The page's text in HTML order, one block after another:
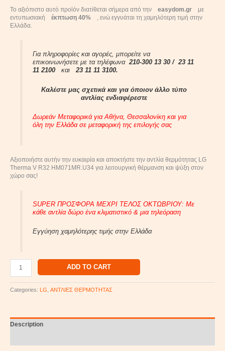
Το αξιόπιστο αυτό προϊόν διατίθεται σήμερα από την easydom.gr
με
εντυπωσιακή έκπτωση 40% , ενώ εγγυάται τη χαμηλότερη τιμή στην
Ελλάδα.
Για πληροφορίες και αγορές, μπορείτε να
επικοινωνήσετε με τα τηλέφωνα 210-300 13 30 / 23 11
11 2100και 23 11 11 3100.
Καλέστε μας σχετικά και για όποιον άλλο τύπο
αντλίας ενδιαφέρεστε
Δωρεάν Μεταφορικά για Αθήνα, Θεσσαλονίκη και για
όλη την Ελλάδα σε μεταφορική της επιλογής σας
Αξιοποιήστε αυτήν την ευκαιρία και αποκτήστε την αντλία θερμότητας LG
Therma V R32 HM071MR.U34 για λειτουργική θέρμανση και ψύξη στον
χώρο σας!
SUPER ΠΡΟΣΦΟΡΑ ΜΕΧΡΙ ΤΕΛΟΣ ΟΚΤΩΒΡΙΟΥ: Με
κάθε αντλία δώρο ένα κλιματιστικό & μια τηλεόραση
Εγγύηση χαμηλότερης τιμής στην Ελλάδα
ADD TO CART
Categories: LG ΑΝΤΛΙΕΣ ΘΕΡΜΟΤΗΤΑΣ
Description